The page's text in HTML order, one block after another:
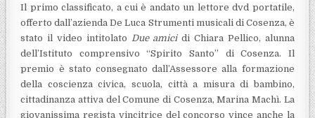
Il primo classificato, a cui è andato un lettore dvd portatile,
offerto dall’azienda De Luca Strumenti musicali di Cosenza, è
stato il video intitolato Due amicidi Chiara Pellico, alunna
dell’Istituto comprensivo “Spirito Santo” di Cosenza. Il
premio è stato consegnato dall’Assessore alla formazione
della coscienza civica, scuola, città a misura di bambino,
cittadinanza attiva del Comune di Cosenza, Marina Machì. La
giovanissima regista vincitrice del concorso vince anche la